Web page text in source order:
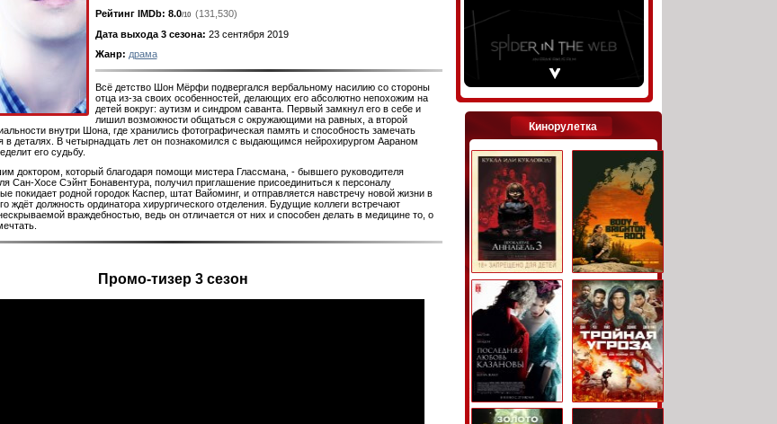
Рейтинг IMDb: 8.0/10
(131,530)
Дата выхода 3 сезона: 23 сентября 2019
Жанр: драма
Всё детство Шон Мёрфи подвергался вербальному насилию со стороны
отца из-за своих особенностей, делающих его абсолютно непохожим на
детей вокруг: аутизм и синдром саванта. Первый замкнул его в себе и
лишил возможности общаться с окружающими на равных, а второй
внутри Шона, где хранились фотографическая память и способность замечать
деталях. В четырнадцать лет он познакомился с выдающимся нейрохирургом Аараном
его судьбу.
доктором, который благодаря помощи мистера Глассмана, - бывшего руководителя
Сан-Хосе Сэйнт Бонавентура, получил приглашение присоединиться к персоналу
покидает родной городок Каспер, штат Вайоминг, и отправляется навстречу новой жизни в
ждёт должность ординатора хирургического отделения. Будущие коллеги встречают
враждебностью, ведь он отличается от них и способен делать в медицине то, о
Промо-тизер 3 сезон
Кинорулетка